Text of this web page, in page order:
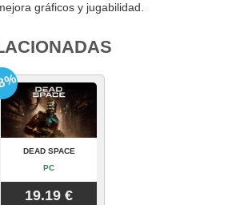
gráficos y jugabilidad.
DEAD SPACE
PC
19.19 €